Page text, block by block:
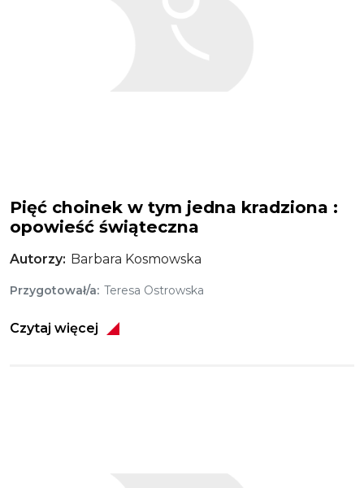
Pięć choinek w tym jedna kradziona :
opowieść świąteczna
Autorzy Barbara Kosmowska
Przygotował/a Teresa Ostrowska
Czytaj więcej